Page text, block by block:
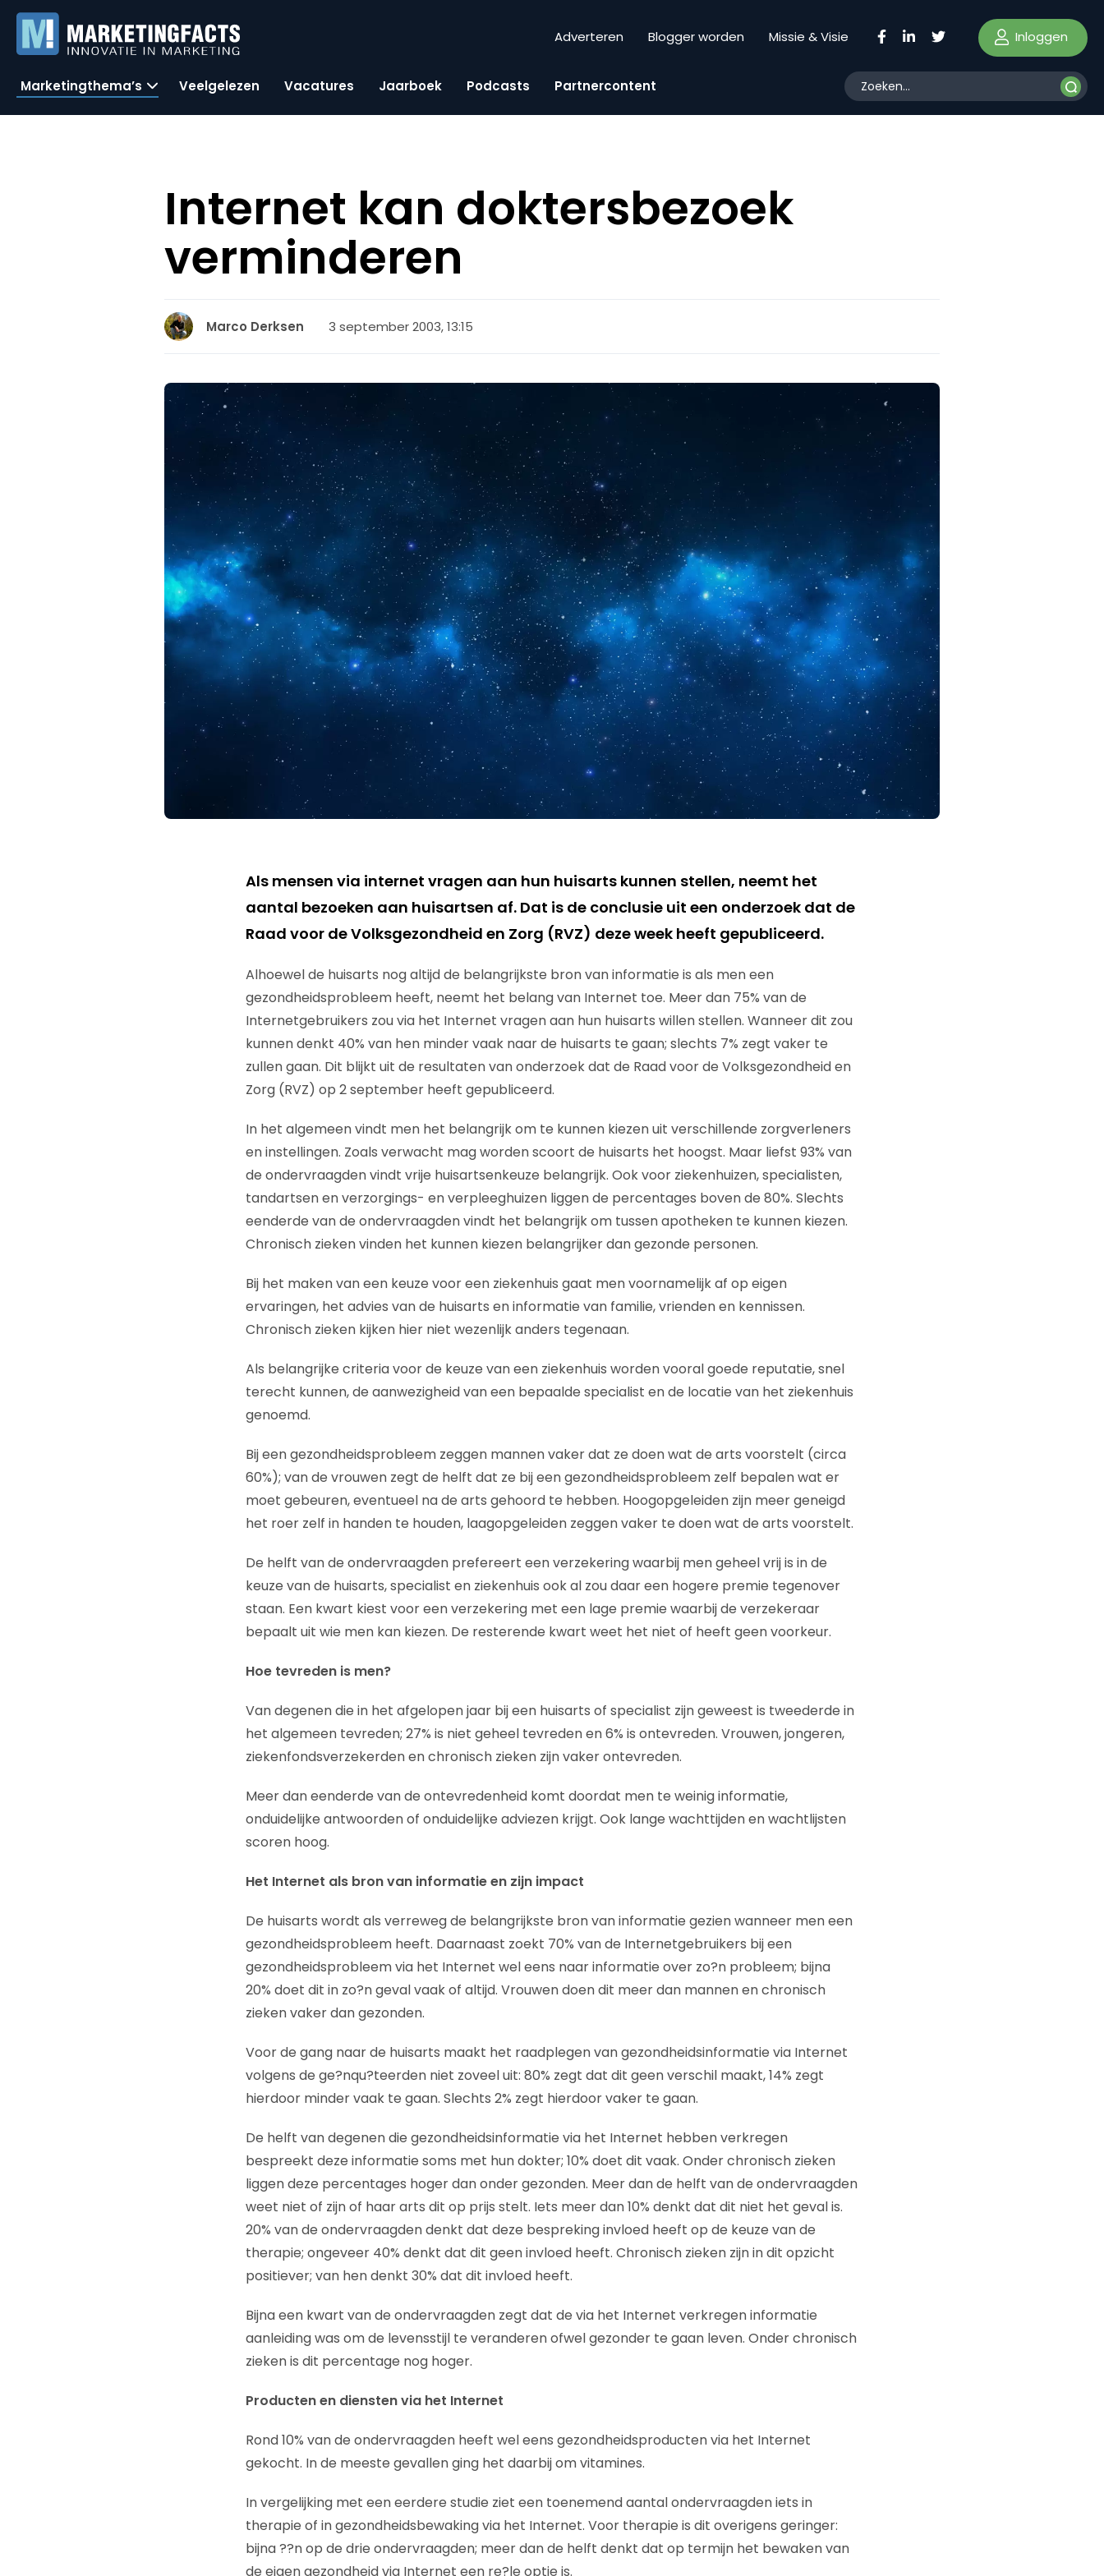
Adverteren Blogger worden Missie & Visie Inloggen
Marketingthema’s Veelgelezen Vacatures Jaarboek Podcasts Partnercontent
Internet kan doktersbezoek
verminderen
Marco Derksen 3 september 2003, 13:15
Als mensen via internet vragen aan hun huisarts kunnen stellen, neemt het
aantal bezoeken aan huisartsen af. Dat is de conclusie uit een onderzoek dat de
Raad voor de Volksgezondheid en Zorg (RVZ) deze week heeft gepubliceerd.
Alhoewel de huisarts nog altijd de belangrijkste bron van informatie is als men een
gezondheidsprobleem heeft, neemt het belang van Internet toe. Meer dan 75% van de
Internetgebruikers zou via het Internet vragen aan hun huisarts willen stellen. Wanneer dit zou
kunnen denkt 40% van hen minder vaak naar de huisarts te gaan; slechts 7% zegt vaker te
zullen gaan. Dit blijkt uit de resultaten van onderzoek dat de Raad voor de Volksgezondheid en
Zorg (RVZ) op 2 september heeft gepubliceerd.
In het algemeen vindt men het belangrijk om te kunnen kiezen uit verschillende zorgverleners
en instellingen. Zoals verwacht mag worden scoort de huisarts het hoogst. Maar liefst 93% van
de ondervraagden vindt vrije huisartsenkeuze belangrijk. Ook voor ziekenhuizen, specialisten,
tandartsen en verzorgings- en verpleeghuizen liggen de percentages boven de 80%. Slechts
eenderde van de ondervraagden vindt het belangrijk om tussen apotheken te kunnen kiezen.
Chronisch zieken vinden het kunnen kiezen belangrijker dan gezonde personen.
Bij het maken van een keuze voor een ziekenhuis gaat men voornamelijk af op eigen
ervaringen, het advies van de huisarts en informatie van familie, vrienden en kennissen.
Chronisch zieken kijken hier niet wezenlijk anders tegenaan.
Als belangrijke criteria voor de keuze van een ziekenhuis worden vooral goede reputatie, snel
terecht kunnen, de aanwezigheid van een bepaalde specialist en de locatie van het ziekenhuis
genoemd.
Bij een gezondheidsprobleem zeggen mannen vaker dat ze doen wat de arts voorstelt (circa
60%); van de vrouwen zegt de helft dat ze bij een gezondheidsprobleem zelf bepalen wat er
moet gebeuren, eventueel na de arts gehoord te hebben. Hoogopgeleiden zijn meer geneigd
het roer zelf in handen te houden, laagopgeleiden zeggen vaker te doen wat de arts voorstelt.
De helft van de ondervraagden prefereert een verzekering waarbij men geheel vrij is in de
keuze van de huisarts, specialist en ziekenhuis ook al zou daar een hogere premie tegenover
staan. Een kwart kiest voor een verzekering met een lage premie waarbij de verzekeraar
bepaalt uit wie men kan kiezen. De resterende kwart weet het niet of heeft geen voorkeur.
Hoe tevreden is men?
Van degenen die in het afgelopen jaar bij een huisarts of specialist zijn geweest is tweederde in
het algemeen tevreden; 27% is niet geheel tevreden en 6% is ontevreden. Vrouwen, jongeren,
ziekenfondsverzekerden en chronisch zieken zijn vaker ontevreden.
Meer dan eenderde van de ontevredenheid komt doordat men te weinig informatie,
onduidelijke antwoorden of onduidelijke adviezen krijgt. Ook lange wachttijden en wachtlijsten
scoren hoog.
Het Internet als bron van informatie en zijn impact
De huisarts wordt als verreweg de belangrijkste bron van informatie gezien wanneer men een
gezondheidsprobleem heeft. Daarnaast zoekt 70% van de Internetgebruikers bij een
gezondheidsprobleem via het Internet wel eens naar informatie over zo?n probleem; bijna
20% doet dit in zo?n geval vaak of altijd. Vrouwen doen dit meer dan mannen en chronisch
zieken vaker dan gezonden.
Voor de gang naar de huisarts maakt het raadplegen van gezondheidsinformatie via Internet
volgens de ge?nqu?teerden niet zoveel uit: 80% zegt dat dit geen verschil maakt, 14% zegt
hierdoor minder vaak te gaan. Slechts 2% zegt hierdoor vaker te gaan.
De helft van degenen die gezondheidsinformatie via het Internet hebben verkregen
bespreekt deze informatie soms met hun dokter; 10% doet dit vaak. Onder chronisch zieken
liggen deze percentages hoger dan onder gezonden. Meer dan de helft van de ondervraagden
weet niet of zijn of haar arts dit op prijs stelt. Iets meer dan 10% denkt dat dit niet het geval is.
20% van de ondervraagden denkt dat deze bespreking invloed heeft op de keuze van de
therapie; ongeveer 40% denkt dat dit geen invloed heeft. Chronisch zieken zijn in dit opzicht
positiever; van hen denkt 30% dat dit invloed heeft.
Bijna een kwart van de ondervraagden zegt dat de via het Internet verkregen informatie
aanleiding was om de levensstijl te veranderen ofwel gezonder te gaan leven. Onder chronisch
zieken is dit percentage nog hoger.
Producten en diensten via het Internet
Rond 10% van de ondervraagden heeft wel eens gezondheidsproducten via het Internet
gekocht. In de meeste gevallen ging het daarbij om vitamines.
In vergelijking met een eerdere studie ziet een toenemend aantal ondervraagden iets in
therapie of in gezondheidsbewaking via het Internet. Voor therapie is dit overigens geringer:
bijna ??n op de drie ondervraagden; meer dan de helft denkt dat op termijn het bewaken van
de eigen gezondheid via Internet een re?le optie is.